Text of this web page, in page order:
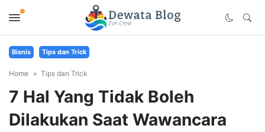
Bisnis Tips dan Trick
Home Tips dan Trick
7 Hal Yang Tidak Boleh
Dilakukan Saat Wawancara